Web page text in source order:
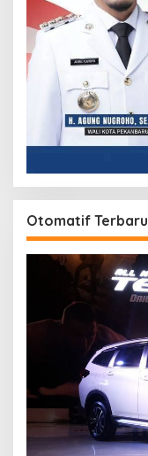
Otomatif Terbaru